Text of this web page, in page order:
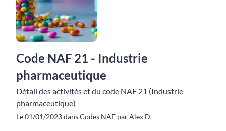
Code NAF 21 - Industrie
pharmaceutique
Détail des activités et du code NAF 21 (Industrie
pharmaceutique)
Le 01/01/2023 dans Codes NAF par Alex D.